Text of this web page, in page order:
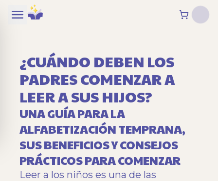
¿CUÁNDO DEBEN LOS
PADRES COMENZAR A
LEER A SUS HIJOS?
UNA GUÍA PARA LA
ALFABETIZACIÓN TEMPRANA,
SUS BENEFICIOS Y CONSEJOS
PRÁCTICOS PARA COMENZAR
Leer a los niños es una de las